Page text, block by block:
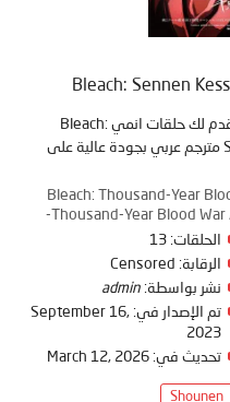
Bleach: Sennen
مرحبا بك في موقع انمي دار animedar نقدم لك حلقات انمي Bleach:
Sennen Kessen-hen – Ketsubetsu-tan مترجم عربي بجودة عالية على
Bleach: Thousand-Year
Thousand-Year Blood
الحلقات: 13
الرقابة:
نشر بواسطة: admin
تم الإصدار في: September 16,
2023
تحديث في: March 12, 2026
Shounen